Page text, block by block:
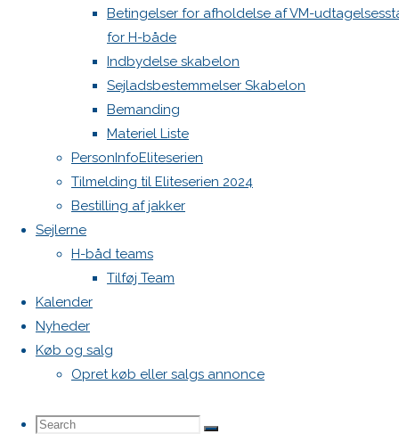
Betingelser for afholdelse af VM-
for H-både
Indbydelse skabelon
Sejladsbestemmelser Skabelon
Bemanding
Materiel Liste
PersonInfoEliteserien
Tilmelding til Eliteserien 2024
Bestilling af jakker
Sejlerne
H-båd teams
Tilføj Team
Kalender
Nyheder
Køb og salg
Opret køb eller salgs annonce
Search
Search
Search
2021
december
2018
1.
april 2020
Nyheder /
Stævner
Struer kan
se frem til
at være
værtsby
for nogle
verdens